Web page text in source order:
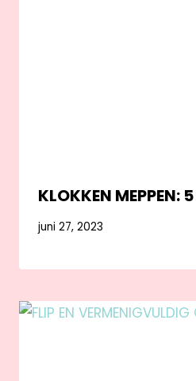
KLOKKEN MEPPEN:
juni 27, 2023